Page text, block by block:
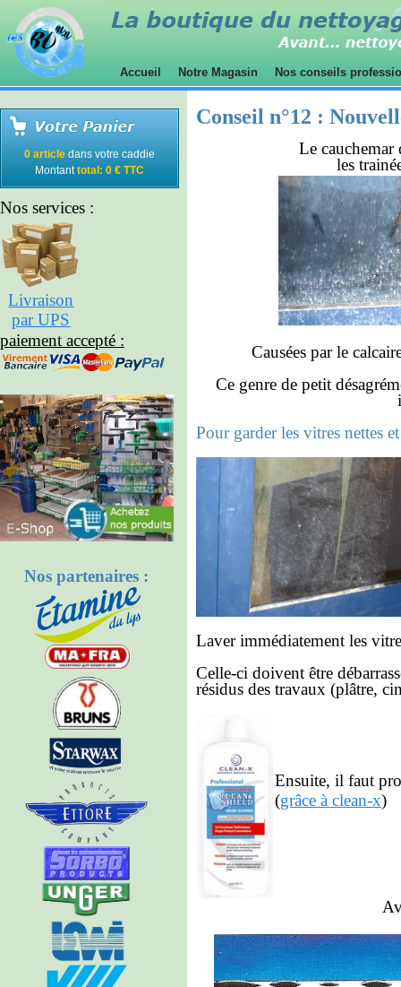
Accueil Notre Magasin Nos conseils
0 article dans votre caddie
Montanttotal: 0 € TTC
Nos services :
Livraison
par UPS
paiement accepté :
Nos partenaires :
Conseil n°12 :
Le cauchemar
les
Causées par le
Ce genre de petit
Pour garder les vitres nettes
Laver immédiatement les
Celle-ci doivent être
résidus des travaux (plâtre,
Ensuite, il faut
(grâce à clean-x)